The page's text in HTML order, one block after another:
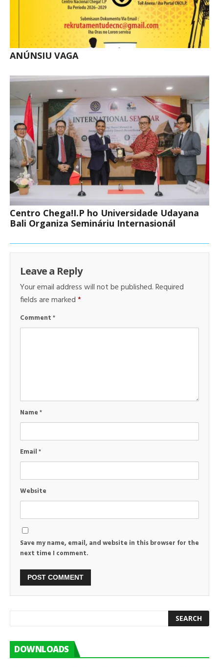
ANÚNSIU VAGA
Centro Chega!I.P ho Universidade Udayana
Bali Organiza Semináriu Internasionál
Leave a Reply
Your email address will not be published.Required
fields are marked*
Comment*
Name*
Email*
Website
Save my name, email, and website in this browser for the
next time I comment.
DOWNLOADS